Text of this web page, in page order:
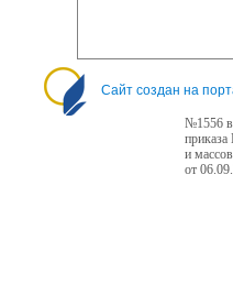
Сайт создан на
№1556 в
приказа
и
от